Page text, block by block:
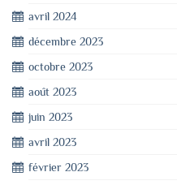
avril 2024
décembre 2023
octobre 2023
août 2023
juin 2023
avril 2023
février 2023